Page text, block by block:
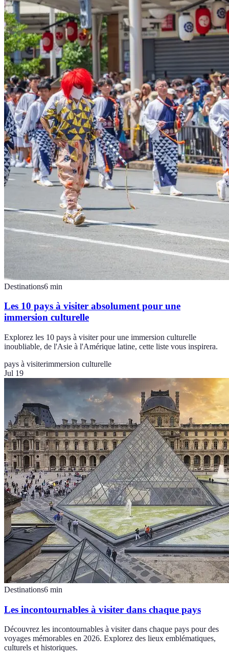
Destinations6 min
Les 10 pays à visiter absolument pour une
immersion culturelle
Explorez les 10 pays à visiter pour une immersion culturelle
inoubliable, de l'Asie à l'Amérique latine, cette liste vous inspirera.
pays à visiterimmersion culturelle
Jul 19
Destinations6 min
Les incontournables à visiter dans chaque pays
Découvrez les incontournables à visiter dans chaque pays pour des
voyages mémorables en 2026. Explorez des lieux emblématiques,
culturels et historiques.